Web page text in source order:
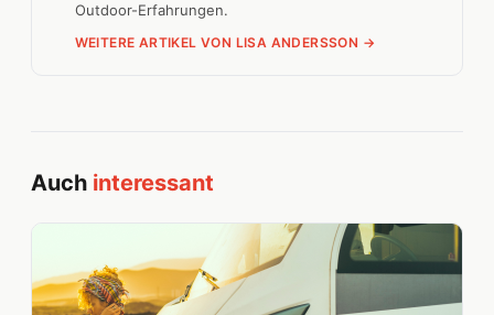
Outdoor-Erfahrungen.
WEITERE ARTIKEL VON LISA ANDERSSON →
Auch interessant